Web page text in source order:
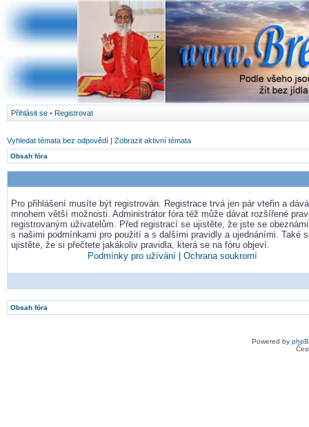
Přihlásit se • Registrovat
Vyhledat témata bez odpovědí | Zobrazit aktivní témata
Obsah fóra
Pro přihlášení musíte být registrován. Registrace trvá jen pár vteřin a
mnohem větší možnosti. Administrátor fóra též může dávat rozšířené
registrovaným uživatelům. Před registrací se ujistěte, že jste se
s našimi podmínkami pro použití a s dalšími pravidly a ujednáními. Také
ujistěte, že si přečtete jakákoliv pravidla, která se na fóru objeví.
Podmínky pro užívání
Ochrana soukromí
Obsah fóra
Powered by